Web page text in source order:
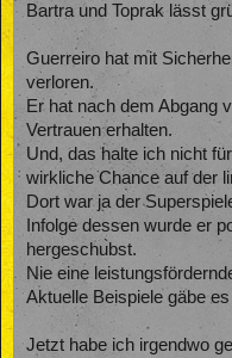
Bartra und Toprak lässt
Guerreiro hat mit
verloren.
Er hat nach dem Abgang
Vertrauen erhalten.
Und, das halte ich nicht
wirkliche Chance auf der
Dort war ja der
Infolge dessen wurde er
hergeschubst.
Nie eine
Aktuelle Beispiele gäbe
Jetzt habe ich irgendwo